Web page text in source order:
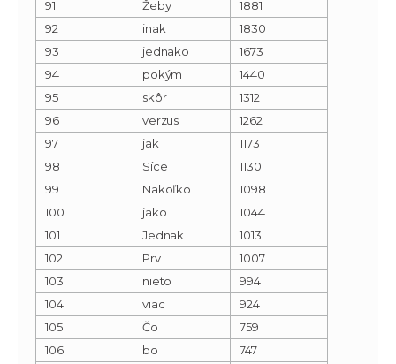
91 Žeby
1881
92
inak
1830
93
jednako
1673
94
pokým
1440
95
skôr
1312
96
verzus
1262
97
jak
1173
98
Síce
1130
99
Nakoľko
1098
100
jako
1044
101
Jednak
1013
102
Prv
1007
103
nieto
994
104
viac
924
105
Čo
759
106
bo
747